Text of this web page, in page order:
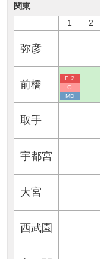
関東
1
2
弥彦
前橋
Ｆ２
G
MD
取手
宇都宮
大宮
西武園